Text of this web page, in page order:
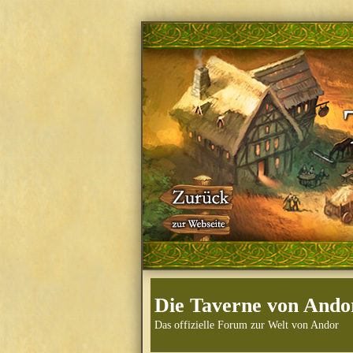
Die Taverne von
Das offizielle Forum zur Welt von Andor